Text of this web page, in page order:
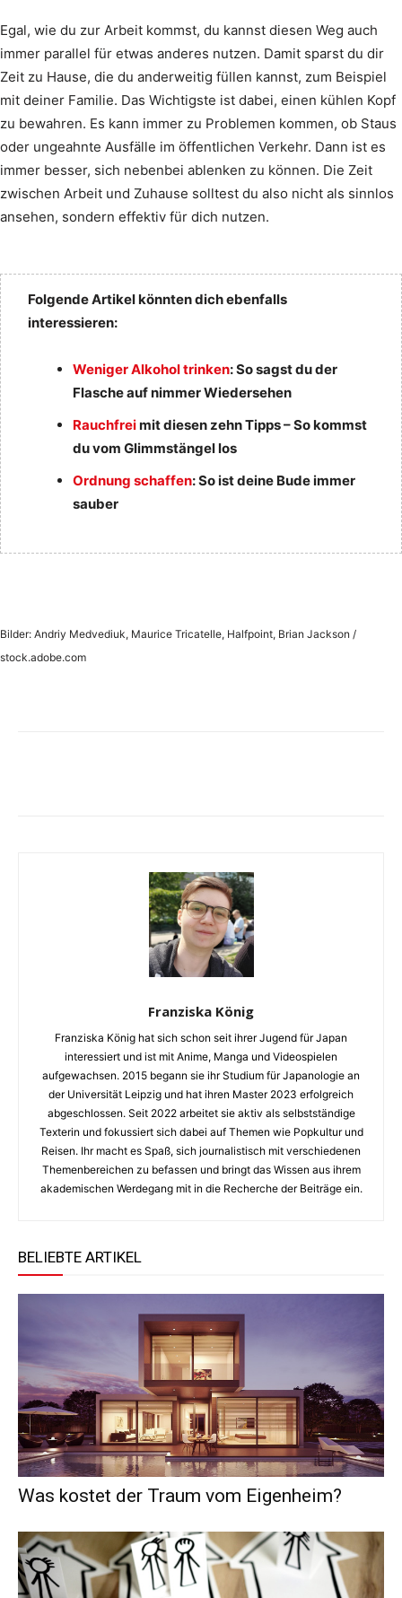
Egal, wie du zur Arbeit kommst, du kannst diesen Weg auch
immer parallel für etwas anderes nutzen. Damit sparst du dir
Zeit zu Hause, die du anderweitig füllen kannst, zum Beispiel
mit deiner Familie. Das Wichtigste ist dabei, einen kühlen Kopf
zu bewahren. Es kann immer zu Problemen kommen, ob Staus
oder ungeahnte Ausfälle im öffentlichen Verkehr. Dann ist es
immer besser, sich nebenbei ablenken zu können. Die Zeit
zwischen Arbeit und Zuhause solltest du also nicht als sinnlos
ansehen, sondern effektiv für dich nutzen.
Folgende Artikel könnten dich ebenfalls
interessieren:
Weniger Alkohol trinken: So sagst du der
Flasche auf nimmer Wiedersehen
Rauchfreimit diesen zehn Tipps – So kommst
du vom Glimmstängel los
Ordnung schaffen: So ist deine Bude immer
sauber
Bilder: Andriy Medvediuk, Maurice Tricatelle, Halfpoint, Brian Jackson /
stock.adobe.com
Franziska König
Franziska König hat sich schon seit ihrer Jugend für Japan
interessiert und ist mit Anime, Manga und Videospielen
aufgewachsen. 2015 begann sie ihr Studium für Japanologie an
der Universität Leipzig und hat ihren Master 2023 erfolgreich
abgeschlossen. Seit 2022 arbeitet sie aktiv als selbstständige
Texterin und fokussiert sich dabei auf Themen wie Popkultur und
Reisen. Ihr macht es Spaß, sich journalistisch mit verschiedenen
Themenbereichen zu befassen und bringt das Wissen aus ihrem
akademischen Werdegang mit in die Recherche der Beiträge ein.
BELIEBTE ARTIKEL
Was kostet der Traum vom Eigenheim?